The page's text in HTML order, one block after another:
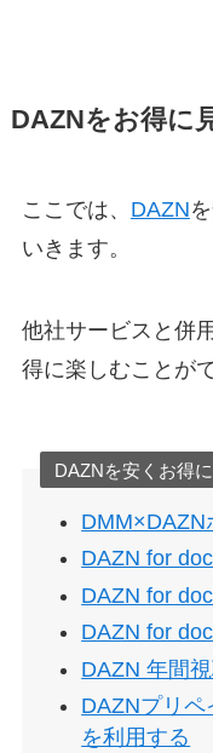
DAZNをお得に
ここでは、 DAZN
いきます。
他社サービスと併
得に楽しむことが
DAZNを安くお得
DMM×DAZN
DAZN for
DAZN for
DAZN for
DAZN 年間
DAZNプリペ
を利用する